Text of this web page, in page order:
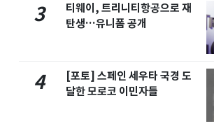
3
티웨이, 트리니티항공으로 재
탄생…유니폼 공개
4
[포토] 스페인 세우타 국경 도
달한 모로코 이민자들